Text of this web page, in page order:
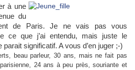
une
du
de Paris. Je ne vais pas vous
ce que j’ai entendu, mais juste le
significatif. A vous d’en juger ;-)
beau parleur, 30 ans, mais ne fait pas
24 ans à peu près, souriante et